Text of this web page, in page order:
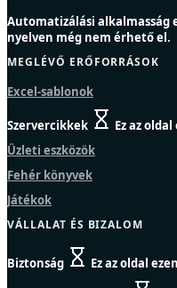
Automatizálási alkalmasság
nyelven még nem érhető el.
MEGLÉVŐ ERŐFORRÁSOK
Excel-sablonok
Szervercikkek
Ez az
Üzleti eszközök
Fehér könyvek
Játékok
VÁLLALAT ÉS BIZALOM
Biztonság Ez az oldal